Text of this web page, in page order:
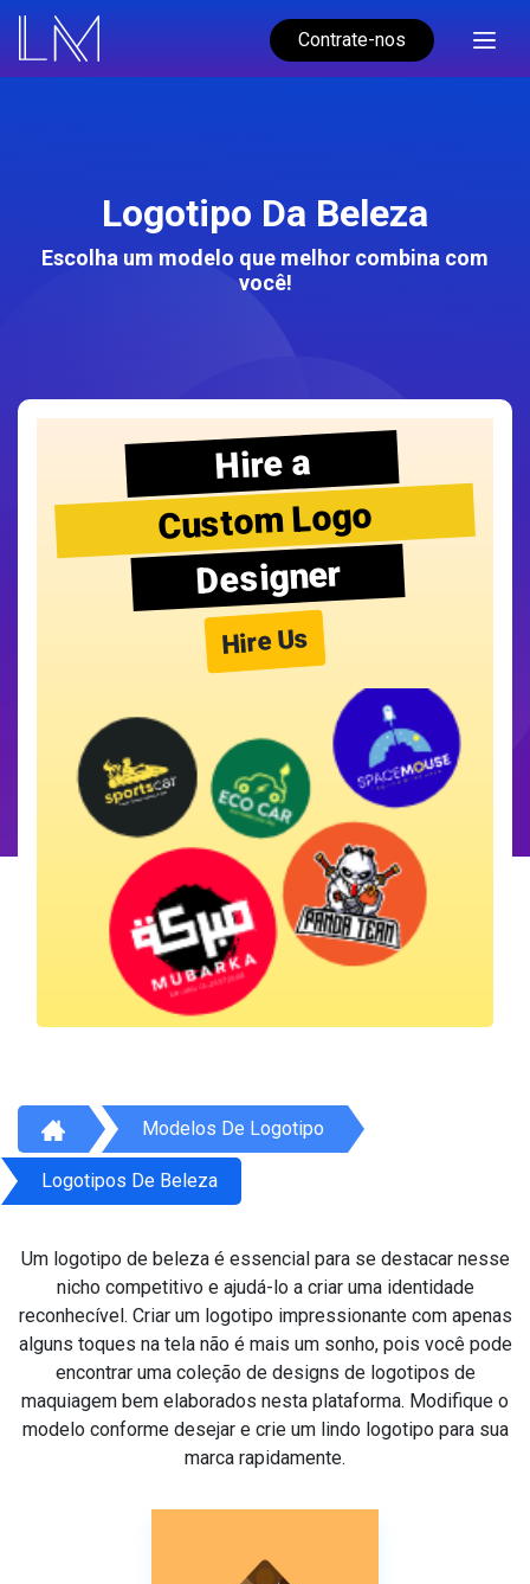
Contrate-nos
Logotipo Da Beleza
Escolha um modelo que melhor combina com
você!
Hire a
Custom Logo
Designer
Hire Us
Modelos De Logotipo
Logotipos De Beleza
Um logotipo de beleza é essencial para se destacar nesse
nicho competitivo e ajudá-lo a criar uma identidade
reconhecível. Criar um logotipo impressionante com apenas
alguns toques na tela não é mais um sonho, pois você pode
encontrar uma coleção de designs de logotipos de
maquiagem bem elaborados nesta plataforma. Modifique o
modelo conforme desejar e crie um lindo logotipo para sua
marca rapidamente.